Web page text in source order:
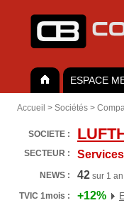
ESPACE
Accueil > Sociétés >
SOCIETE :
SECTEUR :
NEWS : 42 sur 1 an |
TVIC 1mois :
+12%